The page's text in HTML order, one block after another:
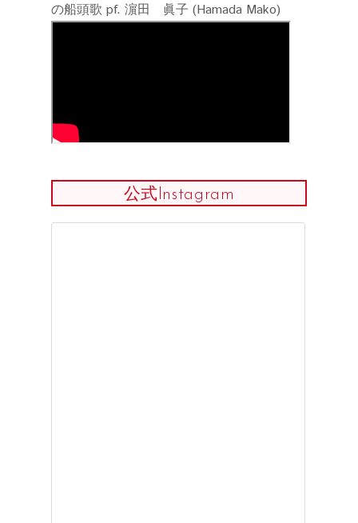
の船頭歌 pf. 濵田 眞子 (Hamada Mako)
公式Instagram